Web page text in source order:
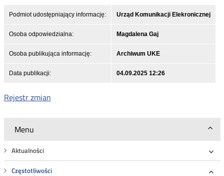
Menu
Aktualności
Częstotliwości
Podmiot udostępniający informację: Urząd Komunikacji Elekronicznej
Osoba odpowiedzialna: Magdalena Gaj
Osoba publikująca informację: Archiwum UKE
Data publikacji: 04.09.2025 12:26
Rejestr zmian